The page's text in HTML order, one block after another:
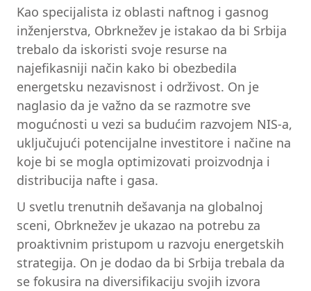
Kao specijalista iz oblasti naftnog i gasnog
inženjerstva, Obrknežev je istakao da bi Srbija
trebalo da iskoristi svoje resurse na
najefikasniji način kako bi obezbedila
energetsku nezavisnost i održivost. On je
naglasio da je važno da se razmotre sve
mogućnosti u vezi sa budućim razvojem NIS-a,
uključujući potencijalne investitore i načine na
koje bi se mogla optimizovati proizvodnja i
distribucija nafte i gasa.
U svetlu trenutnih dešavanja na globalnoj
sceni, Obrknežev je ukazao na potrebu za
proaktivnim pristupom u razvoju energetskih
strategija. On je dodao da bi Srbija trebala da
se fokusira na diversifikaciju svojih izvora